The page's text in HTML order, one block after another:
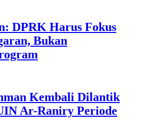
DPRK Harus Fokus
Bukan
Kembali Dilantik
Ar-Raniry Periode